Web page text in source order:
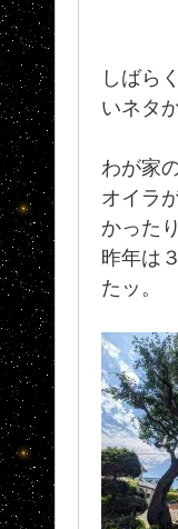
しばら
いネタ
わが家
オイラ
かった
昨年は
たッ。